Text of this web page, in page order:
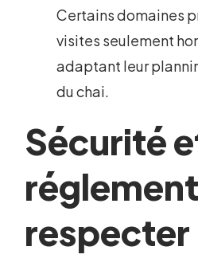
Certains domaines
visites seulement
adaptant leur
du chai.
Sécurité
respecter